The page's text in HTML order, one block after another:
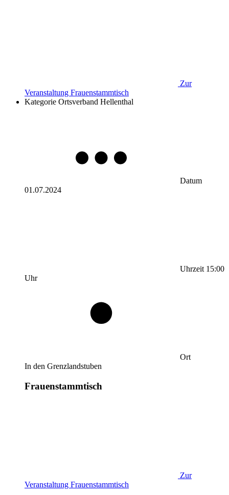
Zur
Veranstaltung Frauenstammtisch
Kategorie Ortsverband Hellenthal
Datum
01.07.2024
Uhrzeit 15:00
Uhr
Ort
In den Grenzlandstuben
Frauenstammtisch
Zur
Veranstaltung Frauenstammtisch